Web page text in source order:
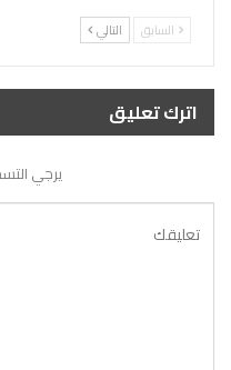
السابق التالي
اترك تعليق
يرجي